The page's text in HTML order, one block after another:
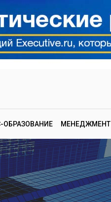
ОБРАЗОВАНИЕ МЕНЕДЖМЕНТ